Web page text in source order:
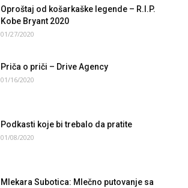
Oproštaj od košarkaške legende – R.I.P.
Kobe Bryant 2020
01/27/2020
Priča o priči – Drive Agency
01/16/2020
Podkasti koje bi trebalo da pratite
01/08/2020
Mlekara Subotica: Mlečno putovanje sa